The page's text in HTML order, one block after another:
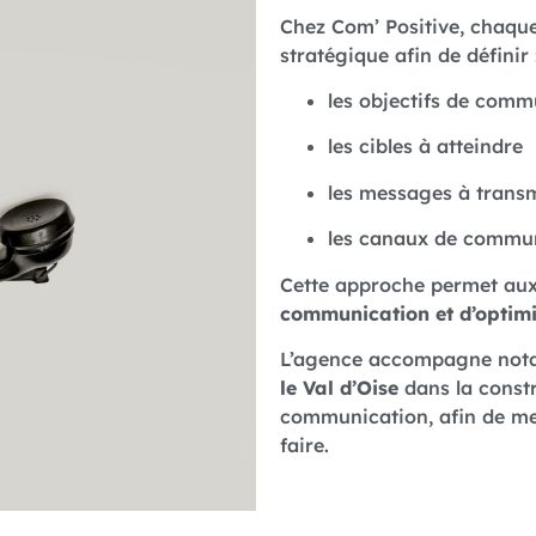
Chez Com’ Positive,
stratégique afin de définir
les objectifs de
les cibles à atteindre
les messages à
les canaux de
Cette approche permet
communication et
L’agence accompagne
le Val d’Oise dans la
communication, afin de
faire.